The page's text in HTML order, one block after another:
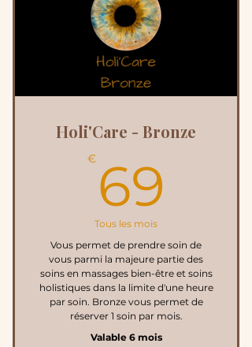
Soit 48€ de remise
4 massages de 1h à la carte
Choix Personnalisé /
Holi'You / Onavi / Lomi-Lomi
Holi'Care - Bronze
€ 69
Tous les mois
Vous permet de prendre soin de
vous parmi la majeure partie des
soins en massages bien-être et soins
holistiques dans la limite d'une heure
par soin. Bronze vous permet de
réserver 1 soin par mois.
Valable 6 mois